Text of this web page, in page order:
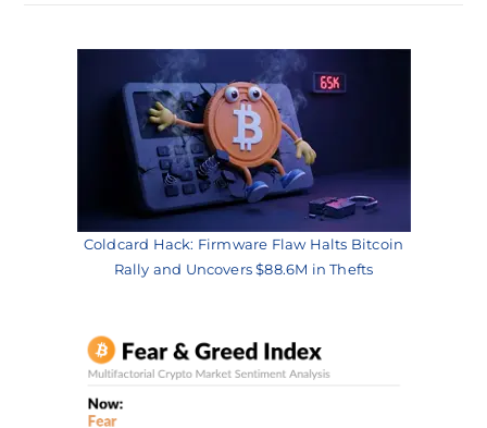
Coldcard Hack: Firmware Flaw Halts Bitcoin
Rally and Uncovers $88.6M in Thefts